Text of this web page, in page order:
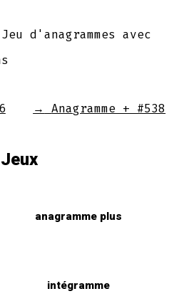
d'anagrammes avec
→ Anagramme + #538
Jeux
anagramme plus
intégramme